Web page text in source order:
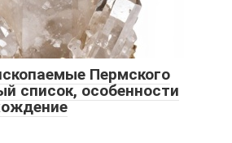
Пермского
список, особенности